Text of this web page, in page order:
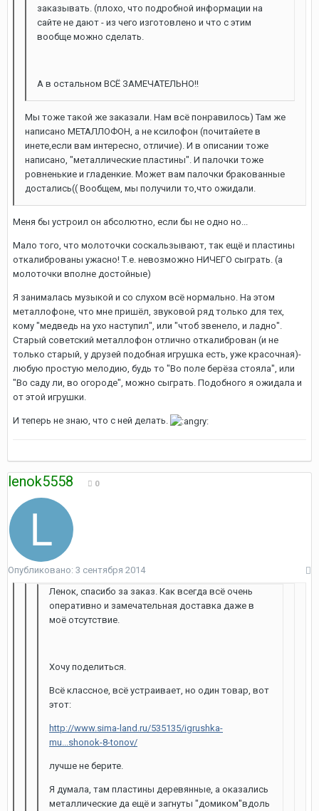
заказывать. (плохо, что подробной информации на
сайте не дают - из чего изготовлено и что с этим
вообще можно сделать.
А в остальном ВСЁ ЗАМЕЧАТЕЛЬНО!!
Мы тоже такой же заказали. Нам всё понравилось) Там же
написано МЕТАЛЛОФОН, а не ксилофон (почитайете в
инете,если вам интересно, отличие). И в описании тоже
написано, "металлические пластины". И палочки тоже
ровненькие и гладенкие. Может вам палочки бракованные
достались(( Вообщем, мы получили то,что ожидали.
Меня бы устроил он абсолютно, если бы не одно но...
Мало того, что молоточки соскальзывают, так ещё и пластины
откалиброваны ужасно! Т.е. невозможно НИЧЕГО сыграть. (а
молоточки вполне достойные)
Я занималась музыкой и со слухом всё нормально. На этом
металлофоне, что мне пришёл, звуковой ряд только для тех,
кому "медведь на ухо наступил", или "чтоб звенело, и ладно".
Старый советский металлофон отлично откалиброван (и не
только старый, у друзей подобная игрушка есть, уже красочная)-
любую простую мелодию, будь то "Во поле берёза стояла", или
"Во саду ли, во огороде", можно сыграть. Подобного я ожидала и
от этой игрушки.
И теперь не знаю, что с ней делать.
lenok5558 0
Опубликовано: 3 сентября 2014
Ленок, спасибо за заказ. Как всегда всё очень
оперативно и замечательная доставка даже в
моё отсутствие.
Хочу поделиться.
Всё классное, всё устраивает, но один товар, вот
этот:
http://www.sima-land.ru/535135/igrushka-
mu...shonok-8-tonov/
лучше не берите.
Я думала, там пластины деревянные, а оказались
металлические да ещё и загнуты "домиком"вдоль